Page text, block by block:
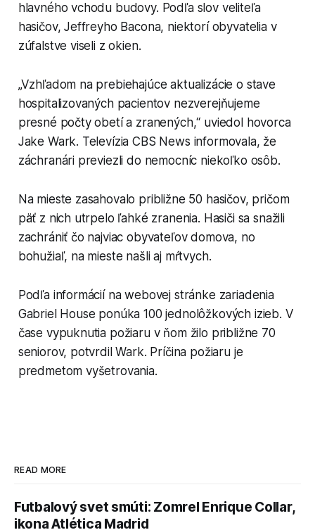
hlavného vchodu budovy. Podľa slov veliteľa
hasičov, Jeffreyho Bacona, niektorí obyvatelia v
zúfalstve viseli z okien.
„Vzhľadom na prebiehajúce aktualizácie o stave
hospitalizovaných pacientov nezverejňujeme
presné počty obetí a zranených,“ uviedol hovorca
Jake Wark. Televízia CBS News informovala, že
záchranári previezli do nemocníc niekoľko osôb.
Na mieste zasahovalo približne 50 hasičov, pričom
päť z nich utrpelo ľahké zranenia. Hasiči sa snažili
zachrániť čo najviac obyvateľov domova, no
bohužiaľ, na mieste našli aj mŕtvych.
Podľa informácií na webovej stránke zariadenia
Gabriel House ponúka 100 jednolôžkových izieb. V
čase vypuknutia požiaru v ňom žilo približne 70
seniorov, potvrdil Wark. Príčina požiaru je
predmetom vyšetrovania.
READ MORE
Futbalový svet smúti: Zomrel Enrique Collar,
ikona Atlética Madrid